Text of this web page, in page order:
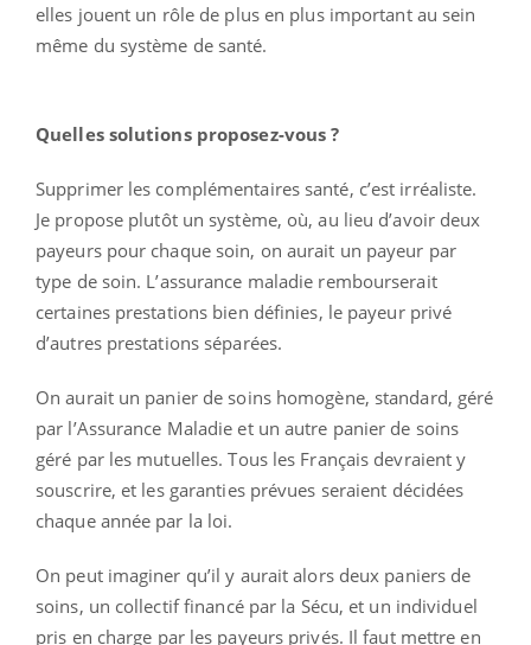
elles jouent un rôle de plus en plus important au sein
même du système de santé.
Quelles solutions proposez-vous ?
Supprimer les complémentaires santé, c’est irréaliste.
Je propose plutôt un système, où, au lieu d’avoir deux
payeurs pour chaque soin, on aurait un payeur par
type de soin. L’assurance maladie rembourserait
certaines prestations bien définies, le payeur privé
d’autres prestations séparées.
On aurait un panier de soins homogène, standard, géré
par l’Assurance Maladie et un autre panier de soins
géré par les mutuelles. Tous les Français devraient y
souscrire, et les garanties prévues seraient décidées
chaque année par la loi.
On peut imaginer qu’il y aurait alors deux paniers de
soins, un collectif financé par la Sécu, et un individuel
pris en charge par les payeurs privés. Il faut mettre en